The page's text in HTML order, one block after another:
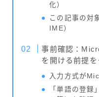
化）
この記事の対
IME）
事前確認：
を開ける前提を
入力方式が
「単語の登録